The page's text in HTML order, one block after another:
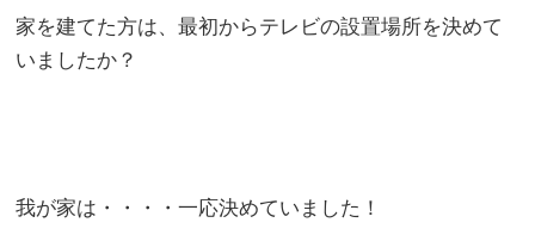
家を建てた方は、最初からテレビの設置場所を決めて
いましたか？
我が家は・・・・一応決めていました！